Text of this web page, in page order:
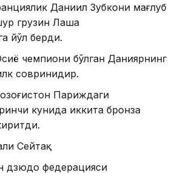
Даниил Зубкони мағлуб
грузин Лаша
йўл берди.
чемпиони бўлган Даниярнинг
совринидир.
Париждаги
кунида иккита бронза
Сейтақ
дзюдо федерацияси